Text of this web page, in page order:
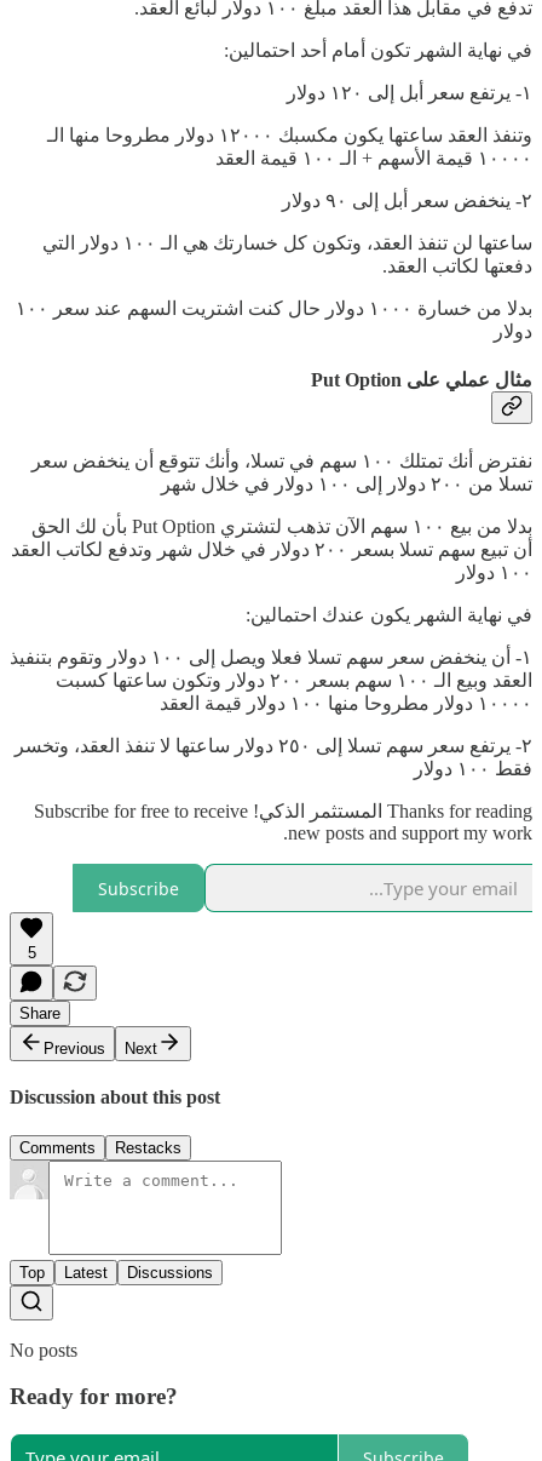
تدفع في مقابل هذا العقد مبلغ ١٠٠ دولار لبائع العقد.
في نهاية الشهر تكون أمام أحد احتمالين:
١- يرتفع سعر أبل إلى ١٢٠ دولار
وتنفذ العقد ساعتها يكون مكسبك ١٢٠٠٠ دولار مطروحا منها الـ
١٠٠٠٠ قيمة الأسهم + الـ ١٠٠ قيمة العقد
٢- ينخفض سعر أبل إلى ٩٠ دولار
ساعتها لن تنفذ العقد، وتكون كل خسارتك هي الـ ١٠٠ دولار التي
دفعتها لكاتب العقد.
بدلا من خسارة ١٠٠٠ دولار حال كنت اشتريت السهم عند سعر ١٠٠
دولار
مثال عملي على Put Option
نفترض أنك تمتلك ١٠٠ سهم في تسلا، وأنك تتوقع أن ينخفض سعر
تسلا من ٢٠٠ دولار إلى ١٠٠ دولار في خلال شهر
بدلا من بيع ١٠٠ سهم الآن تذهب لتشتري Put Option بأن لك الحق
أن تبيع سهم تسلا بسعر ٢٠٠ دولار في خلال شهر وتدفع لكاتب العقد
١٠٠ دولار
في نهاية الشهر يكون عندك احتمالين:
١- أن ينخفض سعر سهم تسلا فعلا ويصل إلى ١٠٠ دولار وتقوم بتنفيذ
العقد وبيع الـ ١٠٠ سهم بسعر ٢٠٠ دولار وتكون ساعتها كسبت
١٠٠٠٠ دولار مطروحا منها ١٠٠ دولار قيمة العقد
٢- يرتفع سعر سهم تسلا إلى ٢٥٠ دولار ساعتها لا تنفذ العقد، وتخسر
فقط ١٠٠ دولار
Thanks for reading المستثمر الذكي! Subscribe for free to receive
new posts and support my work.
Subscribe
5
Share
Previous
Next
Discussion about this post
Comments Restacks
Top Latest Discussions
No posts
Ready for more?